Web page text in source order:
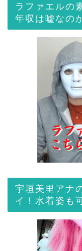
ラファエルの
年収は嘘なの
宇垣美里アナ
イ！水着姿も